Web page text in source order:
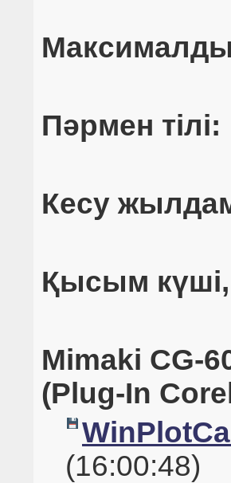
Пәрмен тілі:
Кесу
Қысым
Mimaki CG-
(Plug-In
(16:00:48)